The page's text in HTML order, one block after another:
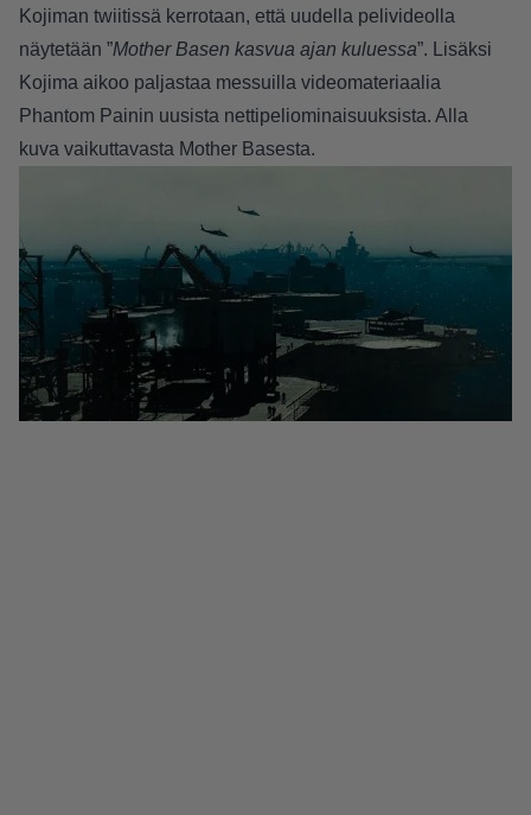
Kojiman twiitissä kerrotaan, että uudella pelivideolla
näytetään ”Mother Basen kasvua ajan kuluessa”. Lisäksi
Kojima aikoo paljastaa messuilla videomateriaalia
Phantom Painin uusista nettipeliominaisuuksista. Alla
kuva vaikuttavasta Mother Basesta.